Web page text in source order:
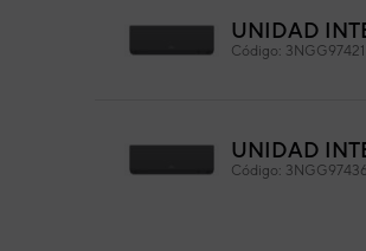
UNIDAD
Código: 3NGG97421
UNIDAD
Código: 3NGG97436